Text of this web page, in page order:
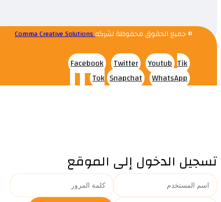
© جميع الحقوق محفوظة لشركهComma Creative Solutions
Facebook Twitter Youtub Tik
Tok Snapchat WhatsApp
تسجيل الدخول إلى الموقع